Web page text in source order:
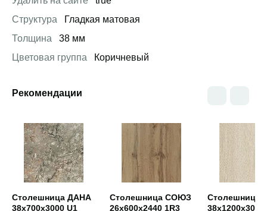
Структура
Гладкая матовая
Толщина
38 мм
Цветовая группа
Коричневый
Рекомендации
Столешница ДАНА
38х700х3000 U1
Столешница СОЮЗ
26х600х2440 1R3
Столешница